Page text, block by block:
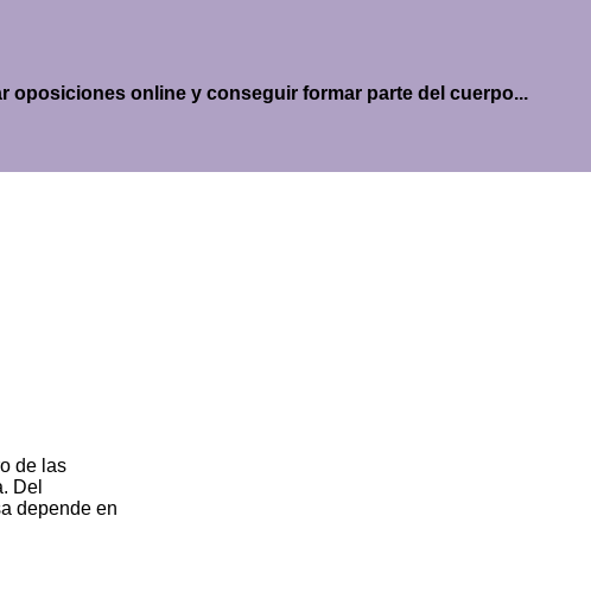
oposiciones online y conseguir formar parte del cuerpo...
de las
Del
depende en